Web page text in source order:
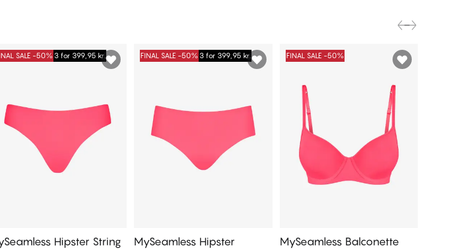
SALE -50% 3 for 399,95 kr.
Hipster String
FINAL SALE -50% 3 for 399,95 kr.
MySeamless Hipster
FINAL SALE -50%
MySeamless Balconette